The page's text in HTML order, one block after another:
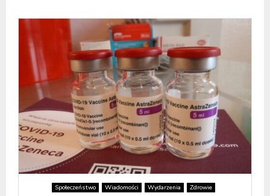
Społeczeństwo Wiadomości Wydarzenia Zdrowie